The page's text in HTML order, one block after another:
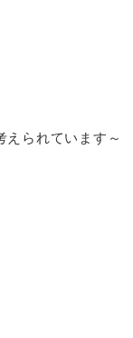
られています～